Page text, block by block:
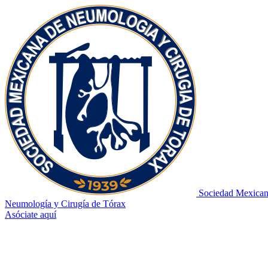
Sociedad
Neumología y Cirugía de Tórax
Asóciate aquí